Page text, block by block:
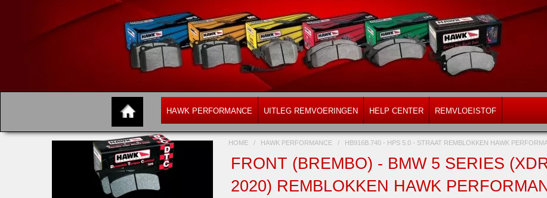
HAWK PERFORMANCE UITLEG REMVOERINGEN HELP CENTER REMVLOEISTOF
HOME / HAWK PERFORMANCE / HB916B.740 - HPS 5.0 - STRAAT REMBLOKKEN HAWK
FRONT (BREMBO) - BMW 5 SERIES
2020) REMBLOKKEN HAWK